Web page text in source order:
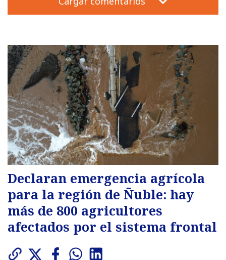
Declaran emergencia agrícola
para la región de Ñuble: hay
más de 800 agricultores
afectados por el sistema frontal